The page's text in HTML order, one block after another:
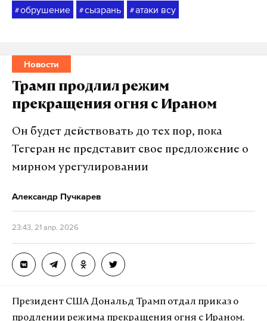
#обрушение #сызрань #атаки всу
Новости
Трамп продлил режим
прекращения огня с Ираном
Он будет действовать до тех пор, пока
Тегеран не представит свое предложение о
мирном урегулировании
Александр Пучкарев
23:43, 21 апр. 2026
Президент США Дональд Трамп отдал приказ о
продлении режима прекращения огня с Ираном.